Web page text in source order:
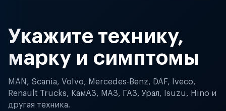
Укажите технику,
марку и симптомы
MAN, Scania, Volvo, Mercedes-Benz, DAF, Iveco,
Renault Trucks, КамАЗ, МАЗ, ГАЗ, Урал, Isuzu, Hino и
другая техника.